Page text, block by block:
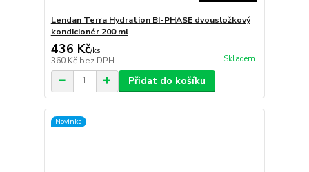
Lendan Terra Hydration BI-PHASE dvousložkový
kondicionér 200 ml
436 Kč/ks
360 Kč bez DPH Skladem
Přidat do košíku
Novinka